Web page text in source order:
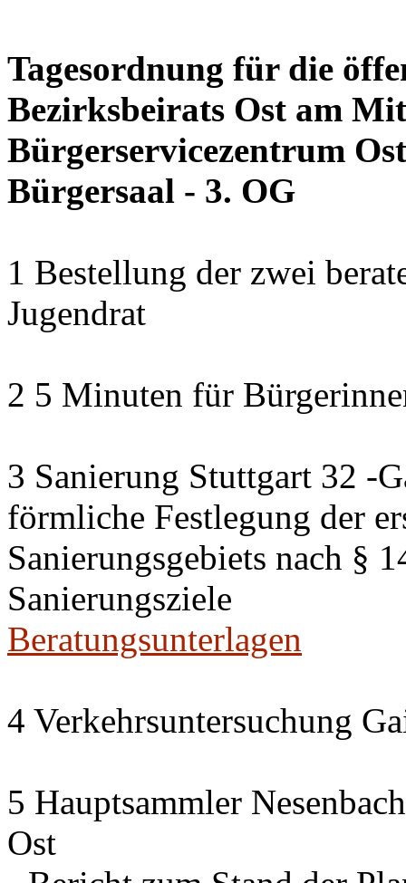
Tagesordnung für die
Bezirksbeirats Ost am
Bürgerservicezentrum
Bürgersaal - 3. OG
1 Bestellung der zwei
Jugendrat
2 5 Minuten für
3 Sanierung Stuttgart 32 -
förmliche Festlegung der
Sanierungsgebiets nach §
Sanierungsziele
Beratungsunterlagen
4 Verkehrsuntersuchung
5 Hauptsammler
Ost